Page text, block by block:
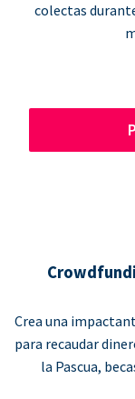
colectas
Crea una
para recaudar
la Pascua,